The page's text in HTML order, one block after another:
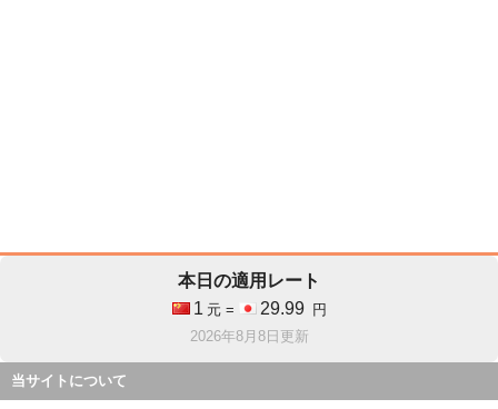
本日の適用レート
1 元 = 29.99
円
2026年8月8日更新
当サイトについて